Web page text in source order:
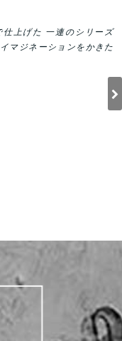
上げた 一連のシリーズ
マジネーションをかきた